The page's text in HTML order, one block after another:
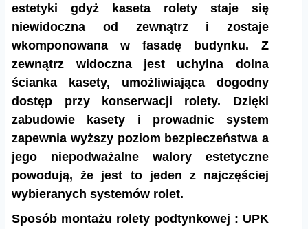
estetyki gdyż kaseta rolety staje się
niewidoczna od zewnątrz i zostaje
wkomponowana w fasadę budynku. Z
zewnątrz widoczna jest uchylna dolna
ścianka kasety, umożliwiająca dogodny
dostęp przy konserwacji rolety. Dzięki
zabudowie kasety i prowadnic system
zapewnia wyższy poziom bezpieczeństwa a
jego niepodważalne walory estetyczne
powodują, że jest to jeden z najczęściej
wybieranych systemów rolet.
Sposób montażu rolety podtynkowej : UPK